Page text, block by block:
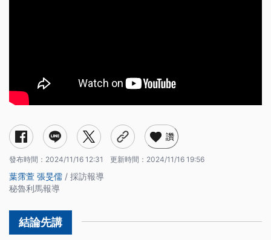
讚
發布時間： 2024/11/16 12:31 更新時間： 2024/11/16 19:56
葉霈萱 張旻儒 / 採訪報導
秘魯利馬報導